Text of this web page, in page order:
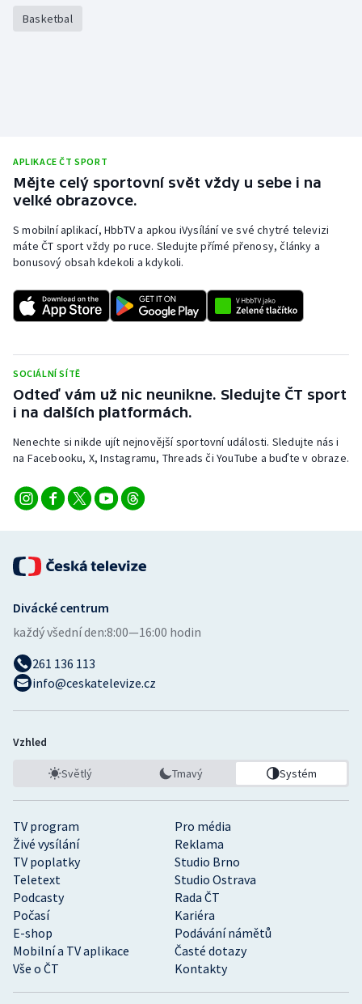
Basketbal
APLIKACE ČT SPORT
Mějte celý sportovní svět vždy u sebe i na
velké obrazovce.
S mobilní aplikací, HbbTV a apkou iVysílání ve své chytré televizi
máte ČT sport vždy po ruce. Sledujte přímé přenosy, články a
bonusový obsah kdekoli a kdykoli.
SOCIÁLNÍ SÍTĚ
Odteď vám už nic neunikne. Sledujte ČT sport
i na dalších platformách.
Nenechte si nikde ujít nejnovější sportovní události. Sledujte nás i
na Facebooku, X, Instagramu, Threads či YouTube a buďte v obraze.
TV program
Pro média
Živé vysílání
Reklama
TV poplatky
Studio Brno
Teletext
Studio Ostrava
Podcasty
Rada ČT
Počasí
Kariéra
E-shop
Podávání námětů
Mobilní a TV aplikace
Časté dotazy
Vše o ČT
Kontakty
Divácké centrum
každý všední den:8:00—16:00 hodin
261 136 113
info@ceskatelevize.cz
Vzhled
Světlý Tmavý Systém